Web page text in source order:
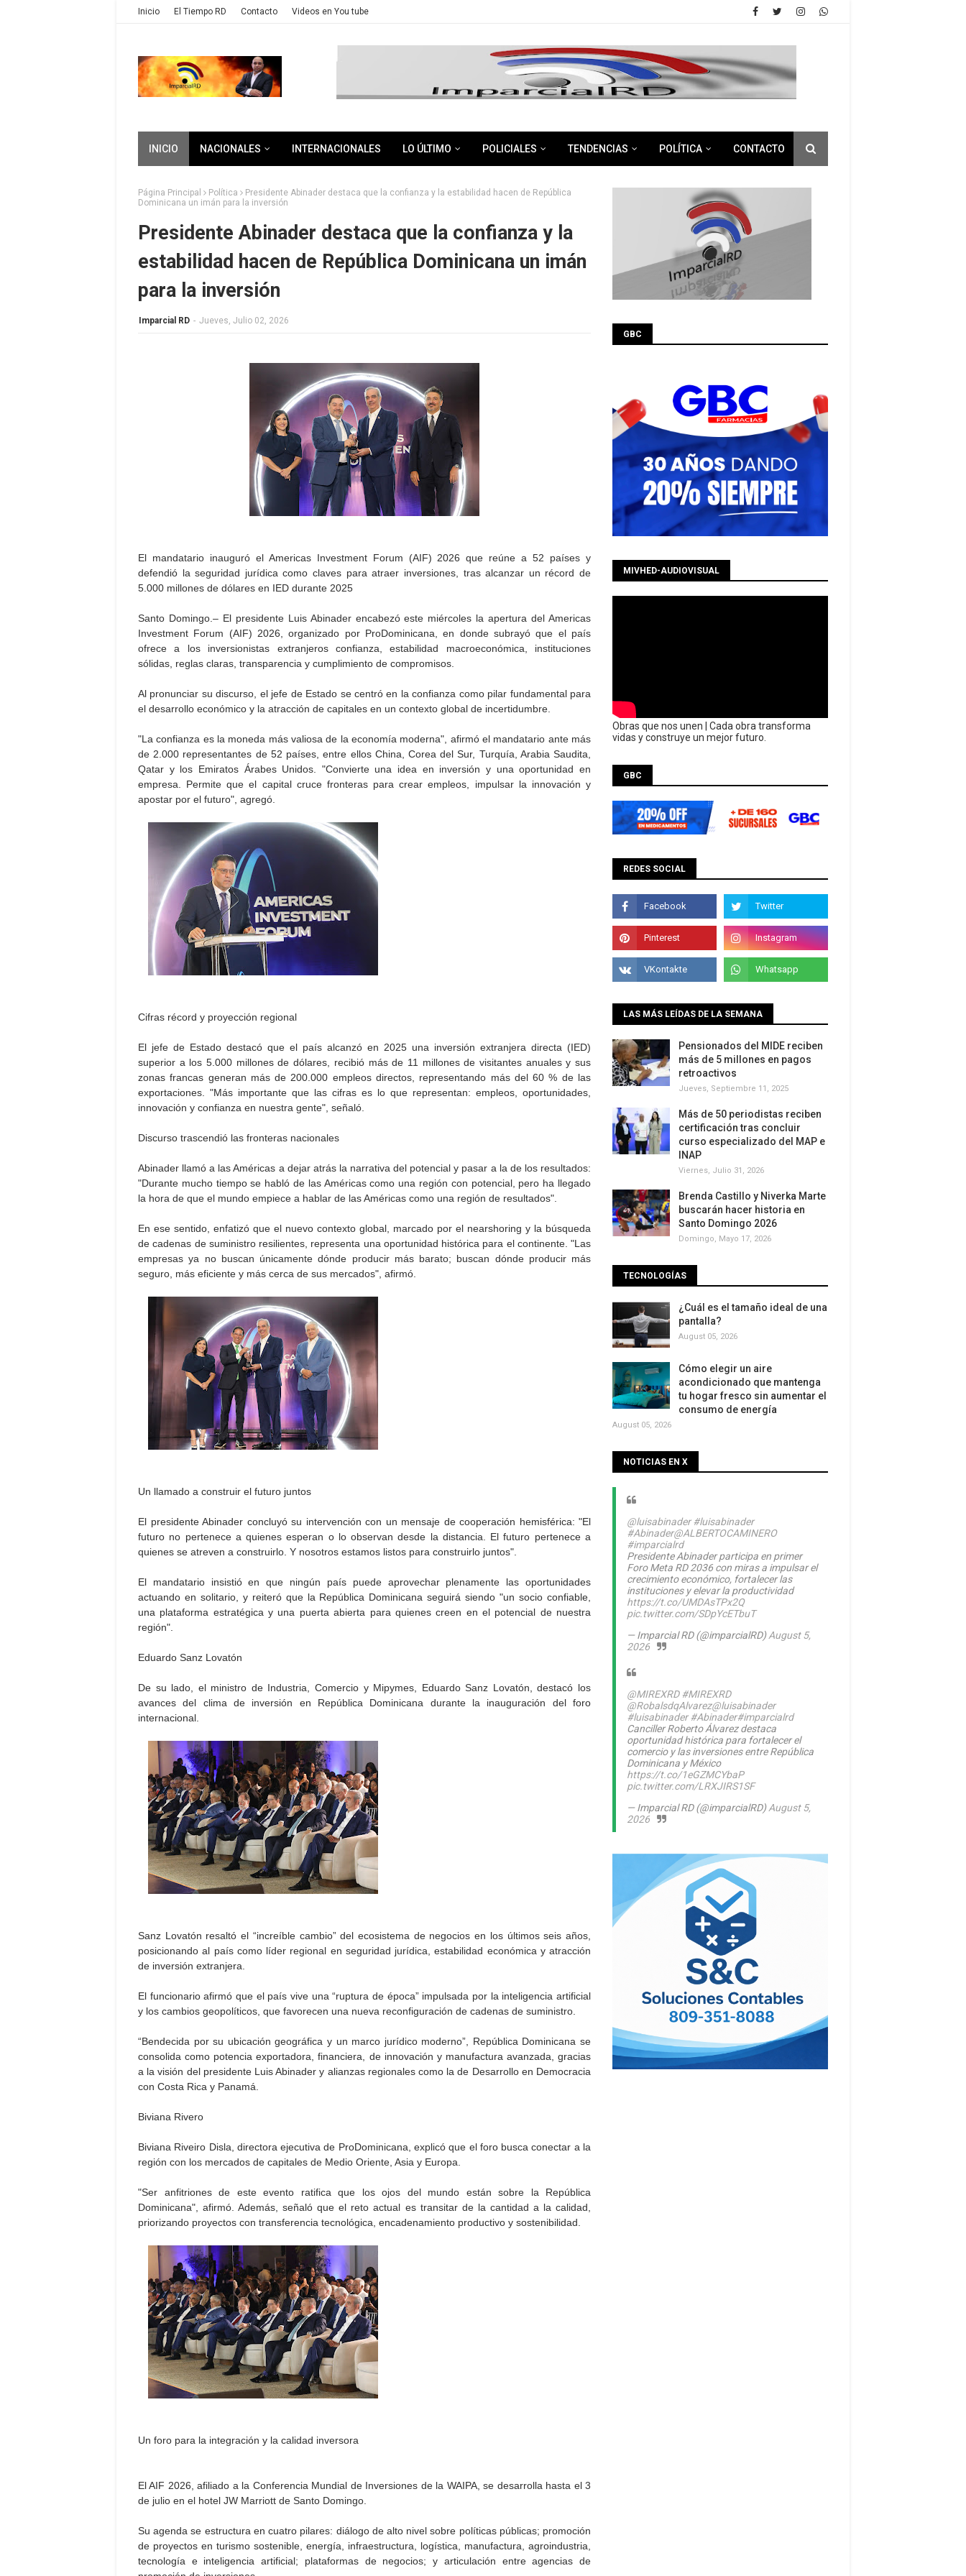
Inicio El Tiempo RD Contacto Videos en You tube
INICIO NACIONALES INTERNACIONALES LO ÚLTIMO POLICIALES TENDENCIAS POLÍTICA CONTACTO
Página Principal Política
Presidente Abinader destaca que la confianza y la estabilidad hacen de República
Dominicana un imán para la inversión
Presidente Abinader destaca que la confianza y la
estabilidad hacen de República Dominicana un imán
para la inversión
Imparcial RD - Jueves, Julio 02, 2026
El mandatario inauguró el Americas Investment Forum (AIF) 2026 que reúne a 52 países y
defendió la seguridad jurídica como claves para atraer inversiones, tras alcanzar un récord de
5.000 millones de dólares en IED durante 2025
Santo Domingo.– El presidente Luis Abinader encabezó este miércoles la apertura del Americas
Investment Forum (AIF) 2026, organizado por ProDominicana, en donde subrayó que el país
ofrece a los inversionistas extranjeros confianza, estabilidad macroeconómica, instituciones
sólidas, reglas claras, transparencia y cumplimiento de compromisos.
Al pronunciar su discurso, el jefe de Estado se centró en la confianza como pilar fundamental para
el desarrollo económico y la atracción de capitales en un contexto global de incertidumbre.
"La confianza es la moneda más valiosa de la economía moderna", afirmó el mandatario ante más
de 2.000 representantes de 52 países, entre ellos China, Corea del Sur, Turquía, Arabia Saudita,
Qatar y los Emiratos Árabes Unidos. "Convierte una idea en inversión y una oportunidad en
empresa. Permite que el capital cruce fronteras para crear empleos, impulsar la innovación y
apostar por el futuro", agregó.
Cifras récord y proyección regional
El jefe de Estado destacó que el país alcanzó en 2025 una inversión extranjera directa (IED)
superior a los 5.000 millones de dólares, recibió más de 11 millones de visitantes anuales y sus
zonas francas generan más de 200.000 empleos directos, representando más del 60 % de las
exportaciones. "Más importante que las cifras es lo que representan: empleos, oportunidades,
innovación y confianza en nuestra gente", señaló.
Discurso trascendió las fronteras nacionales
Abinader llamó a las Américas a dejar atrás la narrativa del potencial y pasar a la de los resultados:
"Durante mucho tiempo se habló de las Américas como una región con potencial, pero ha llegado
la hora de que el mundo empiece a hablar de las Américas como una región de resultados".
En ese sentido, enfatizó que el nuevo contexto global, marcado por el nearshoring y la búsqueda
de cadenas de suministro resilientes, representa una oportunidad histórica para el continente. "Las
empresas ya no buscan únicamente dónde producir más barato; buscan dónde producir más
seguro, más eficiente y más cerca de sus mercados", afirmó.
Un llamado a construir el futuro juntos
El presidente Abinader concluyó su intervención con un mensaje de cooperación hemisférica: "El
futuro no pertenece a quienes esperan o lo observan desde la distancia. El futuro pertenece a
quienes se atreven a construirlo. Y nosotros estamos listos para construirlo juntos".
El mandatario insistió en que ningún país puede aprovechar plenamente las oportunidades
actuando en solitario, y reiteró que la República Dominicana seguirá siendo "un socio confiable,
una plataforma estratégica y una puerta abierta para quienes creen en el potencial de nuestra
región".
Eduardo Sanz Lovatón
De su lado, el ministro de Industria, Comercio y Mipymes, Eduardo Sanz Lovatón, destacó los
avances del clima de inversión en República Dominicana durante la inauguración del foro
internacional.
Sanz Lovatón resaltó el “increíble cambio” del ecosistema de negocios en los últimos seis años,
posicionando al país como líder regional en seguridad jurídica, estabilidad económica y atracción
de inversión extranjera.
El funcionario afirmó que el país vive una “ruptura de época” impulsada por la inteligencia artificial
y los cambios geopolíticos, que favorecen una nueva reconfiguración de cadenas de suministro.
“Bendecida por su ubicación geográfica y un marco jurídico moderno”, República Dominicana se
consolida como potencia exportadora, financiera, de innovación y manufactura avanzada, gracias
a la visión del presidente Luis Abinader y alianzas regionales como la de Desarrollo en Democracia
con Costa Rica y Panamá.
Biviana Rivero
Biviana Riveiro Disla, directora ejecutiva de ProDominicana, explicó que el foro busca conectar a la
región con los mercados de capitales de Medio Oriente, Asia y Europa.
"Ser anfitriones de este evento ratifica que los ojos del mundo están sobre la República
Dominicana", afirmó. Además, señaló que el reto actual es transitar de la cantidad a la calidad,
priorizando proyectos con transferencia tecnológica, encadenamiento productivo y sostenibilidad.
Un foro para la integración y la calidad inversora
El AIF 2026, afiliado a la Conferencia Mundial de Inversiones de la WAIPA, se desarrolla hasta el 3
de julio en el hotel JW Marriott de Santo Domingo.
Su agenda se estructura en cuatro pilares: diálogo de alto nivel sobre políticas públicas; promoción
de proyectos en turismo sostenible, energía, infraestructura, logística, manufactura, agroindustria,
tecnología e inteligencia artificial; plataformas de negocios; y articulación entre agencias de
GBC
MIVHED-AUDIOVISUAL
Obras que nos unen | Cada obra transforma
vidas y construye un mejor futuro.
GBC
REDES SOCIAL
LAS MÁS LEÍDAS DE LA SEMANA
Pensionados del MIDE reciben
más de 5 millones en pagos
retroactivos
Jueves, Septiembre 11, 2025
Más de 50 periodistas reciben
certificación tras concluir
curso especializado del MAP e
INAP
Viernes, Julio 31, 2026
Brenda Castillo y Niverka Marte
buscarán hacer historia en
Santo Domingo 2026
Domingo, Mayo 17, 2026
TECNOLOGÍAS
¿Cuál es el tamaño ideal de una
pantalla?
August 05, 2026
Cómo elegir un aire
acondicionado que mantenga
tu hogar fresco sin aumentar el
consumo de energía
August 05, 2026
NOTICIAS EN X
@luisabinader #luisabinader
#Abinader@ALBERTOCAMINERO
#imparcialrd
Presidente Abinader participa en primer
Foro Meta RD 2036 con miras a impulsar el
crecimiento económico, fortalecer las
instituciones y elevar la productividad
https://t.co/UMDAsTPx2Q
pic.twitter.com/SDpYcETbuT
— Imparcial RD (@imparcialRD)August 5,
2026
@MIREXRD #MIREXRD
@RobalsdqAlvarez@luisabinader
#luisabinader #Abinader#imparcialrd
Canciller Roberto Álvarez destaca
oportunidad histórica para fortalecer el
comercio y las inversiones entre República
Dominicana y México
https://t.co/1eGZMCYbaP
pic.twitter.com/LRXJIRS1SF
— Imparcial RD (@imparcialRD)August 5,
2026